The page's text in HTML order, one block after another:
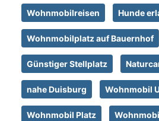
Wohnmobilreisen Hunde
Wohnmobilplatz auf Bauernhof
Günstiger Stellplatz
nahe Duisburg Wohnmobil
Wohnmobil Platz